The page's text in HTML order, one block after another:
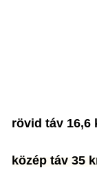
rövid táv 16,6
közép táv 35